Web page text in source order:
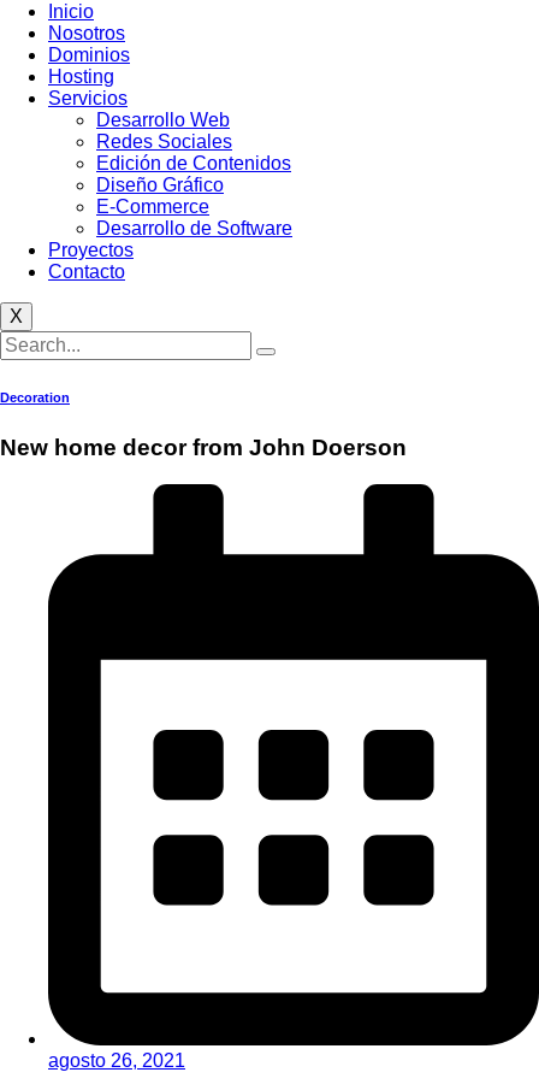
Inicio
Nosotros
Dominios
Hosting
Servicios
Desarrollo Web
Redes Sociales
Edición de Contenidos
Diseño Gráfico
E-Commerce
Desarrollo de Software
Proyectos
Contacto
X
Decoration
New home decor from John Doerson
agosto 26, 2021